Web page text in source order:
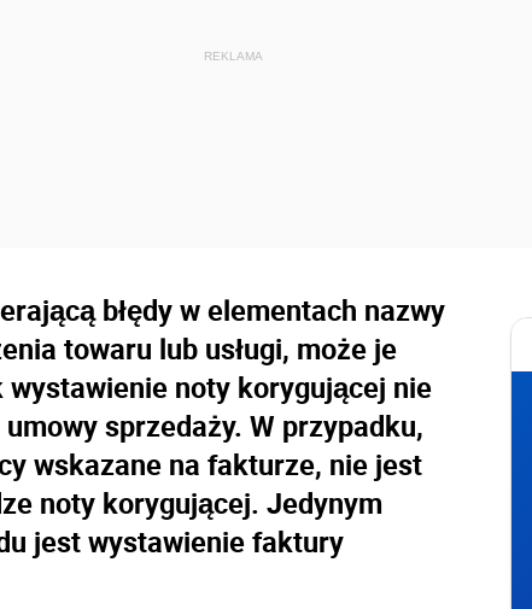
błędy w elementach nazwy
towaru lub usługi, może je
noty korygującej nie
sprzedaży. W przypadku,
wskazane na fakturze, nie jest
noty korygującej. Jedynym
jest wystawienie faktury